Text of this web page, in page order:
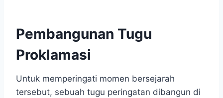
Pembangunan Tugu
Proklamasi
Untuk memperingati momen bersejarah
tersebut, sebuah tugu peringatan dibangun di